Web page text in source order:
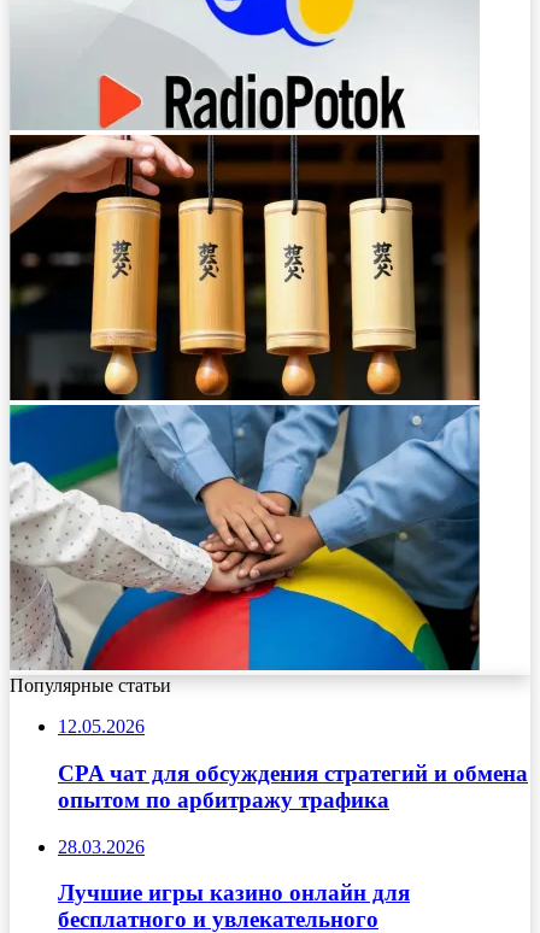
Популярные статьи
12.05.2026
CPA чат для обсуждения стратегий и обмена
опытом по арбитражу трафика
28.03.2026
Лучшие игры казино онлайн для
бесплатного и увлекательного